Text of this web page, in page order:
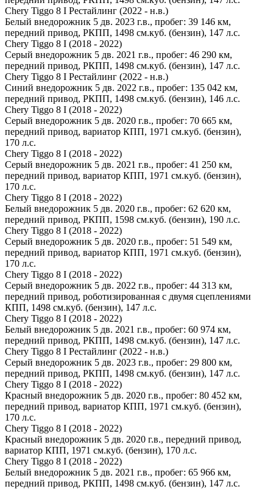
Chery Tiggo 8 I Рестайлинг (2022 - н.в.)
Белый внедорожник 5 дв. 2023 г.в., пробег: 39 146 км,
передний привод, РКПП, 1498 см.куб. (бензин), 147 л.с.
Chery Tiggo 8 I (2018 - 2022)
Серый внедорожник 5 дв. 2021 г.в., пробег: 46 290 км,
передний привод, РКПП, 1498 см.куб. (бензин), 147 л.с.
Chery Tiggo 8 I Рестайлинг (2022 - н.в.)
Синий внедорожник 5 дв. 2022 г.в., пробег: 135 042 км,
передний привод, РКПП, 1498 см.куб. (бензин), 146 л.с.
Chery Tiggo 8 I (2018 - 2022)
Серый внедорожник 5 дв. 2020 г.в., пробег: 70 665 км,
передний привод, вариатор КПП, 1971 см.куб. (бензин),
170 л.с.
Chery Tiggo 8 I (2018 - 2022)
Серый внедорожник 5 дв. 2021 г.в., пробег: 41 250 км,
передний привод, вариатор КПП, 1971 см.куб. (бензин),
170 л.с.
Chery Tiggo 8 I (2018 - 2022)
Белый внедорожник 5 дв. 2020 г.в., пробег: 62 620 км,
передний привод, РКПП, 1598 см.куб. (бензин), 190 л.с.
Chery Tiggo 8 I (2018 - 2022)
Серый внедорожник 5 дв. 2020 г.в., пробег: 51 549 км,
передний привод, вариатор КПП, 1971 см.куб. (бензин),
170 л.с.
Chery Tiggo 8 I (2018 - 2022)
Серый внедорожник 5 дв. 2022 г.в., пробег: 44 313 км,
передний привод, роботизированная с двумя сцеплениями
КПП, 1498 см.куб. (бензин), 147 л.с.
Chery Tiggo 8 I (2018 - 2022)
Белый внедорожник 5 дв. 2021 г.в., пробег: 60 974 км,
передний привод, РКПП, 1498 см.куб. (бензин), 147 л.с.
Chery Tiggo 8 I Рестайлинг (2022 - н.в.)
Серый внедорожник 5 дв. 2023 г.в., пробег: 29 800 км,
передний привод, РКПП, 1498 см.куб. (бензин), 147 л.с.
Chery Tiggo 8 I (2018 - 2022)
Красный внедорожник 5 дв. 2020 г.в., пробег: 80 452 км,
передний привод, вариатор КПП, 1971 см.куб. (бензин),
170 л.с.
Chery Tiggo 8 I (2018 - 2022)
Красный внедорожник 5 дв. 2020 г.в., передний привод,
вариатор КПП, 1971 см.куб. (бензин), 170 л.с.
Chery Tiggo 8 I (2018 - 2022)
Белый внедорожник 5 дв. 2021 г.в., пробег: 65 966 км,
передний привод, РКПП, 1498 см.куб. (бензин), 147 л.с.